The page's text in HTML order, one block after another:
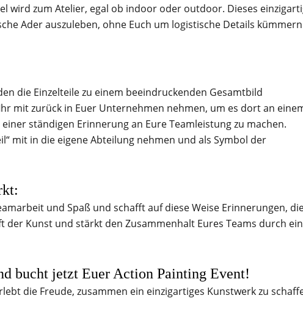
wird zum Atelier, egal ob indoor oder outdoor. Dieses
Ader auszuleben, ohne Euch um logistische Details
die Einzelteile zu einem beeindruckenden Gesamtbild
mit zurück in Euer Unternehmen nehmen, um es dort an
ständigen Erinnerung an Eure Teamleistung zu machen.
mit in die eigene Abteilung nehmen und als Symbol der
und Spaß und schafft auf diese Weise Erinnerungen,
Kunst und stärkt den Zusammenhalt Eures Teams durch
bucht jetzt Euer Action Painting Event!
die Freude, zusammen ein einzigartiges Kunstwerk zu